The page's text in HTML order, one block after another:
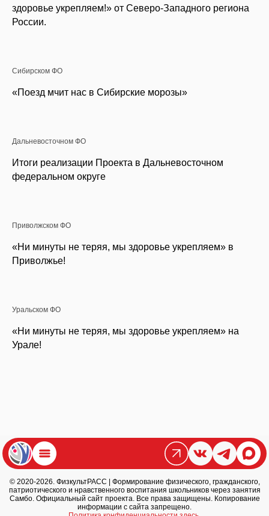
здоровье укрепляем!» от Северо-Западного региона
России.
Сибирском ФО
«Поезд мчит нас в Сибирские морозы»
Дальневосточном ФО
Итоги реализации Проекта в Дальневосточном
федеральном округе
Приволжском ФО
«Ни минуты не теряя, мы здоровье укрепляем» в
Приволжье!
Уральском ФО
«Ни минуты не теряя, мы здоровье укрепляем» на
Урале!
© 2020-2026. ФизкультРАСС | Формирование физического, гражданского,
патриотического и нравственного воспитания школьников через занятия
Самбо. Официальный сайт проекта. Все права защищены. Копирование
информации с сайта запрещено.